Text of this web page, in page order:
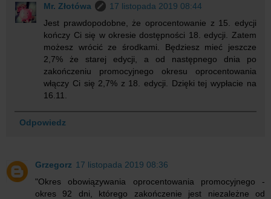
Mr. Złotówa
17 listopada 2019 08:44
Jest prawdopodobne, że oprocentowanie z 15. edycji
kończy Ci się w okresie dostępności 18. edycji. Zatem
możesz wrócić ze środkami. Będziesz mieć jeszcze
2,7% że starej edycji, a od następnego dnia po
zakończeniu promocyjnego okresu oprocentowania
włączy Ci się 2,7% z 18. edycji. Dzięki tej wypłacie na
16.11.
Odpowiedz
Grzegorz 17 listopada 2019 08:36
"Okres obowiązywania oprocentowania promocyjnego -
okres 92 dni, którego zakończenie jest niezależne od